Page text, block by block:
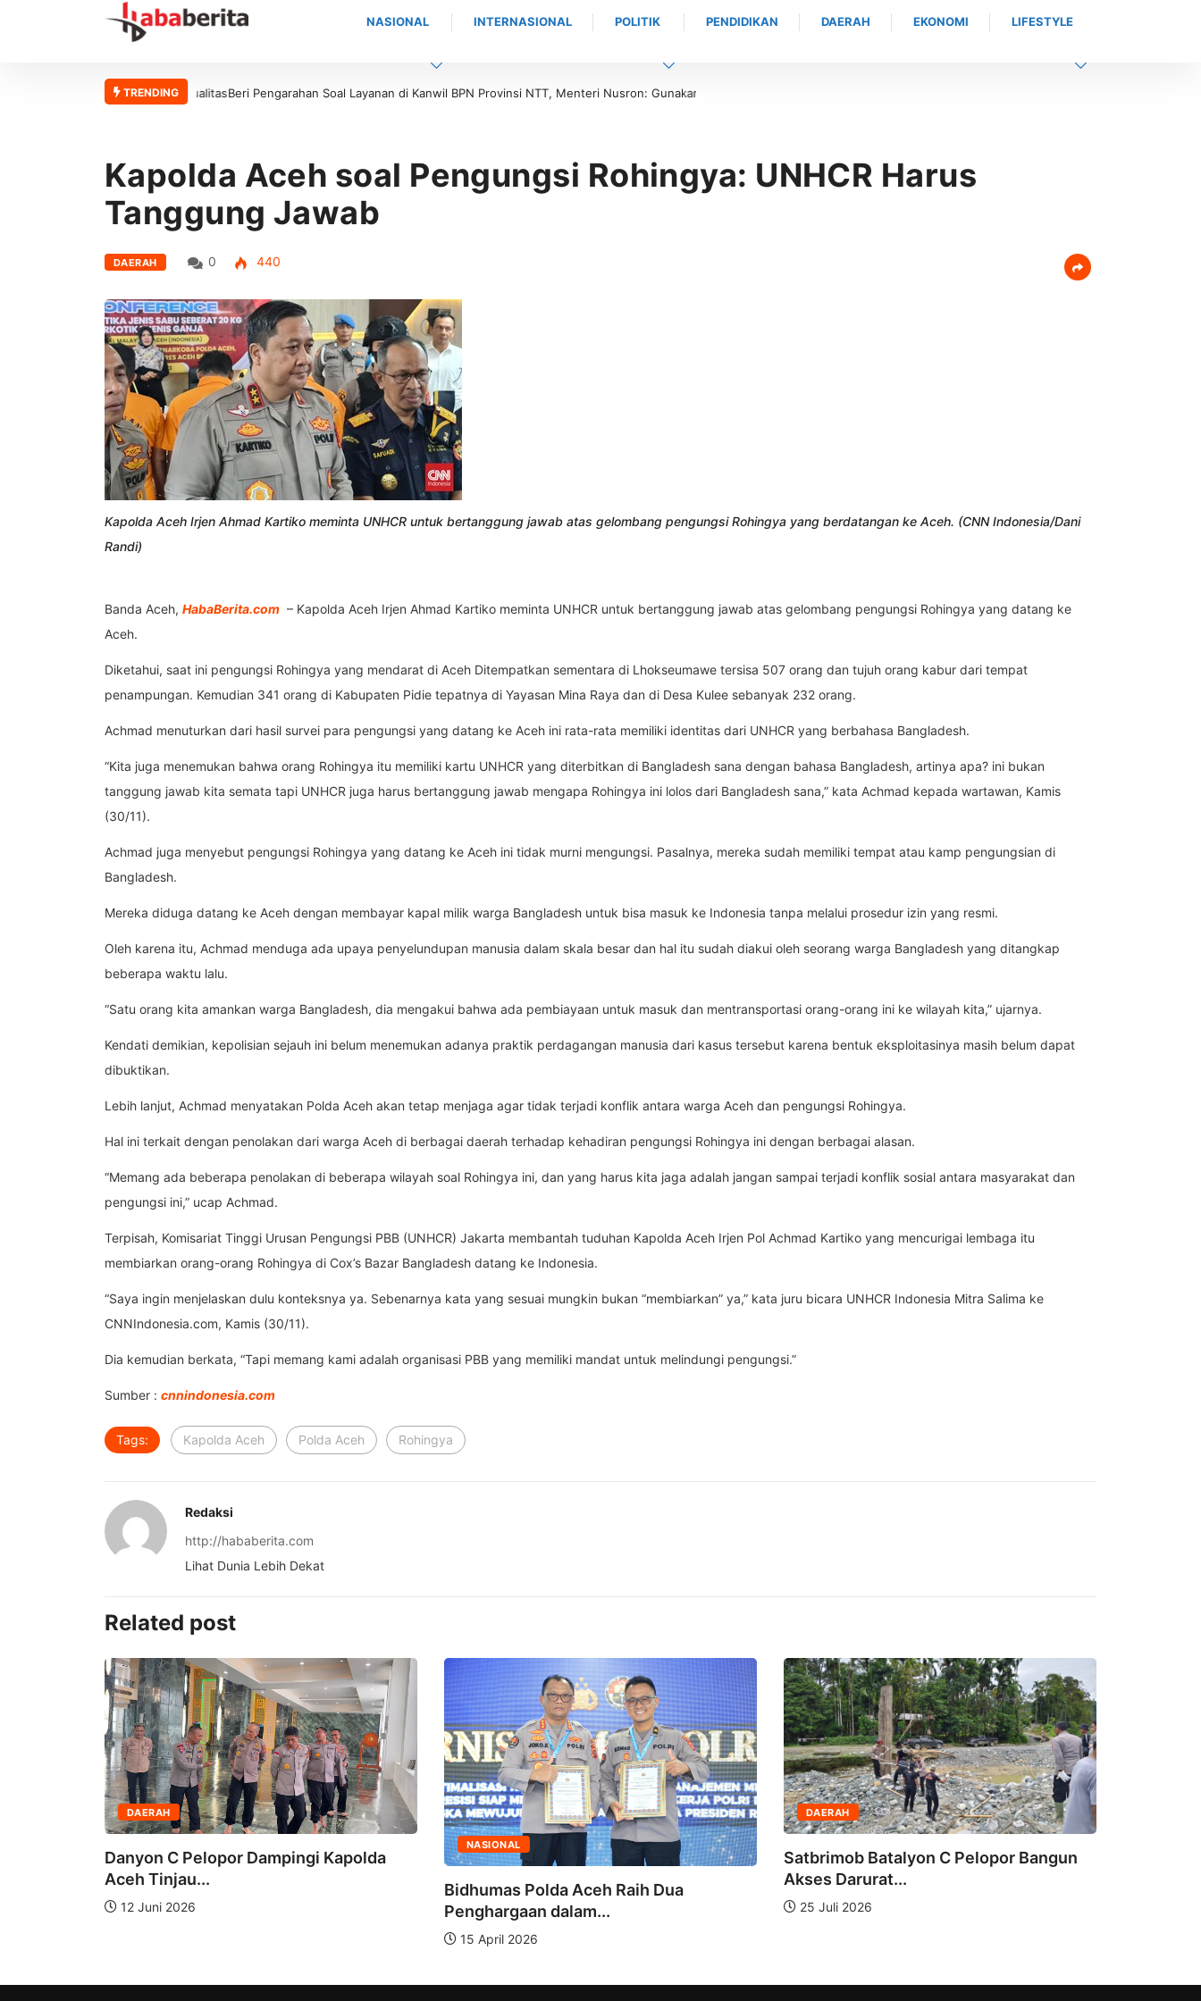
NASIONAL INTERNASIONAL POLITIK PENDIDIKAN DAERAH EKONOMI LIFESTYLE
TRENDING Beri Pengarahan Soal Layanan di Kanwil BPN Provinsi NTT, Menteri Nusron: Gunakan Sudut Pandang Masyarakat
Kapolda Aceh soal Pengungsi Rohingya: UNHCR Harus
Tanggung Jawab
DAERAH 0 440
Kapolda Aceh Irjen Ahmad Kartiko meminta UNHCR untuk bertanggung jawab atas gelombang pengungsi Rohingya yang berdatangan ke Aceh. (CNN Indonesia/Dani
Randi)
Banda Aceh, HabaBerita.com – Kapolda Aceh Irjen Ahmad Kartiko meminta UNHCR untuk bertanggung jawab atas gelombang pengungsi Rohingya yang datang ke
Aceh.
Diketahui, saat ini pengungsi Rohingya yang mendarat di Aceh Ditempatkan sementara di Lhokseumawe tersisa 507 orang dan tujuh orang kabur dari tempat
penampungan. Kemudian 341 orang di Kabupaten Pidie tepatnya di Yayasan Mina Raya dan di Desa Kulee sebanyak 232 orang.
Achmad menuturkan dari hasil survei para pengungsi yang datang ke Aceh ini rata-rata memiliki identitas dari UNHCR yang berbahasa Bangladesh.
“Kita juga menemukan bahwa orang Rohingya itu memiliki kartu UNHCR yang diterbitkan di Bangladesh sana dengan bahasa Bangladesh, artinya apa? ini bukan
tanggung jawab kita semata tapi UNHCR juga harus bertanggung jawab mengapa Rohingya ini lolos dari Bangladesh sana,” kata Achmad kepada wartawan, Kamis
(30/11).
Achmad juga menyebut pengungsi Rohingya yang datang ke Aceh ini tidak murni mengungsi. Pasalnya, mereka sudah memiliki tempat atau kamp pengungsian di
Bangladesh.
Mereka diduga datang ke Aceh dengan membayar kapal milik warga Bangladesh untuk bisa masuk ke Indonesia tanpa melalui prosedur izin yang resmi.
Oleh karena itu, Achmad menduga ada upaya penyelundupan manusia dalam skala besar dan hal itu sudah diakui oleh seorang warga Bangladesh yang ditangkap
beberapa waktu lalu.
“Satu orang kita amankan warga Bangladesh, dia mengakui bahwa ada pembiayaan untuk masuk dan mentransportasi orang-orang ini ke wilayah kita,” ujarnya.
Kendati demikian, kepolisian sejauh ini belum menemukan adanya praktik perdagangan manusia dari kasus tersebut karena bentuk eksploitasinya masih belum dapat
dibuktikan.
Lebih lanjut, Achmad menyatakan Polda Aceh akan tetap menjaga agar tidak terjadi konflik antara warga Aceh dan pengungsi Rohingya.
Hal ini terkait dengan penolakan dari warga Aceh di berbagai daerah terhadap kehadiran pengungsi Rohingya ini dengan berbagai alasan.
“Memang ada beberapa penolakan di beberapa wilayah soal Rohingya ini, dan yang harus kita jaga adalah jangan sampai terjadi konflik sosial antara masyarakat dan
pengungsi ini,” ucap Achmad.
Terpisah, Komisariat Tinggi Urusan Pengungsi PBB (UNHCR) Jakarta membantah tuduhan Kapolda Aceh Irjen Pol Achmad Kartiko yang mencurigai lembaga itu
membiarkan orang-orang Rohingya di Cox’s Bazar Bangladesh datang ke Indonesia.
“Saya ingin menjelaskan dulu konteksnya ya. Sebenarnya kata yang sesuai mungkin bukan “membiarkan” ya,” kata juru bicara UNHCR Indonesia Mitra Salima ke
CNNIndonesia.com, Kamis (30/11).
Dia kemudian berkata, “Tapi memang kami adalah organisasi PBB yang memiliki mandat untuk melindungi pengungsi.”
Sumber : cnnindonesia.com
Tags: Kapolda Aceh Polda Aceh Rohingya
Redaksi
http://hababerita.com
Lihat Dunia Lebih Dekat
Related post
DAERAH
Danyon C Pelopor Dampingi Kapolda
Aceh Tinjau...
12 Juni 2026
NASIONAL
Bidhumas Polda Aceh Raih Dua
Penghargaan dalam...
15 April 2026
DAERAH
Satbrimob Batalyon C Pelopor Bangun
Akses Darurat...
25 Juli 2026